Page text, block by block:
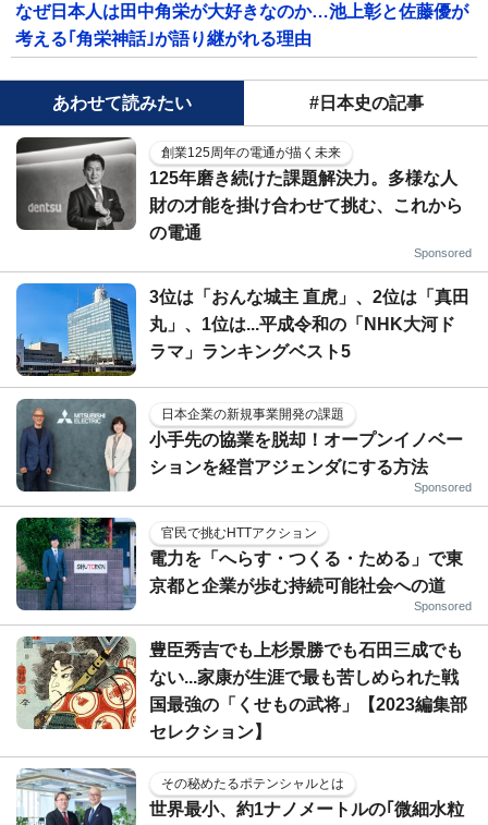
なぜ日本人は田中角栄が大好きなのか…池上彰と佐藤優が
考える｢角栄神話｣が語り継がれる理由
あわせて読みたい #日本史の記事
創業125周年の電通が描く未来
125年磨き続けた課題解決力。多様な人
財の才能を掛け合わせて挑む、これから
の電通
Sponsored
3位は「おんな城主 直虎」、2位は「真田
丸」、1位は...平成令和の「NHK大河ド
ラマ」ランキングベスト5
日本企業の新規事業開発の課題
小手先の協業を脱却！オープンイノベー
ションを経営アジェンダにする方法
Sponsored
官民で挑むHTTアクション
電力を「へらす・つくる・ためる」で東
京都と企業が歩む持続可能社会への道
Sponsored
豊臣秀吉でも上杉景勝でも石田三成でも
ない...家康が生涯で最も苦しめられた戦
国最強の「くせもの武将」【2023編集部
セレクション】
その秘めたるポテンシャルとは
世界最小、約1ナノメートルの｢微細水粒